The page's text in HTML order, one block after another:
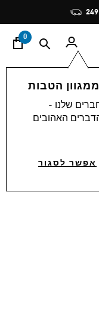
0
שלנו -
האהובים
אפשר לסגור